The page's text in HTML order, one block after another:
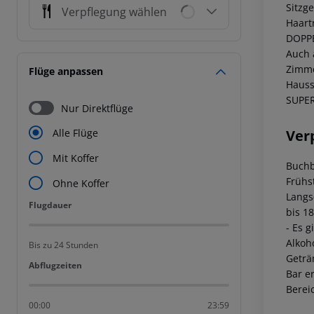
Verpflegung wählen
Flüge anpassen
Nur Direktflüge
Alle Flüge
Mit Koffer
Ohne Koffer
Flugdauer
Flugdauer
Bis zu 24 Stunden
Abflugzeiten
Abflugzeiten
00:00 23:59
Auch
bis
- Es
Bar